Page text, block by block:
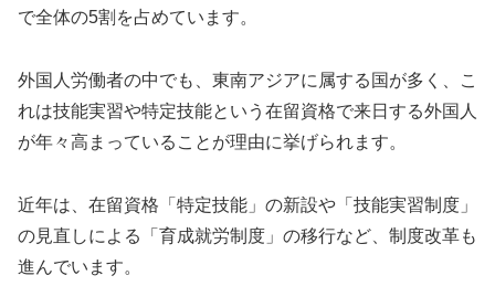
で全体の5割を占めています。
外国人労働者の中でも、東南アジアに属する国が多く、こ
れは技能実習や特定技能という在留資格で来日する外国人
が年々高まっていることが理由に挙げられます。
近年は、在留資格「特定技能」の新設や「技能実習制度」
の見直しによる「育成就労制度」の移行など、制度改革も
進んでいます。